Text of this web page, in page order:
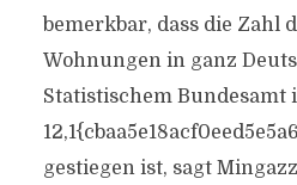
bemerkbar, dass die Zahl
Wohnungen in ganz
Statistischem Bundesamt
gestiegen ist, sagt